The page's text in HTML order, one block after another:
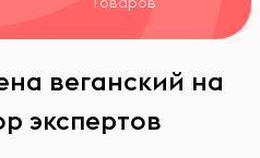
веганский на
экспертов